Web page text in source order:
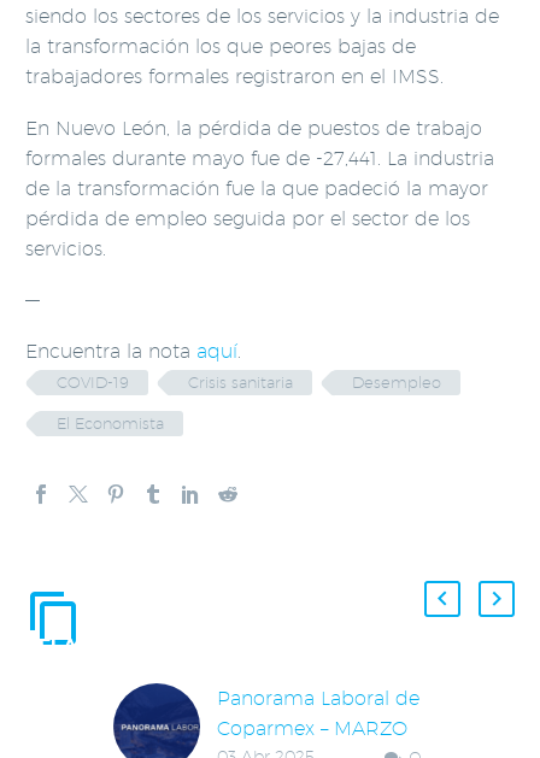
siendo los sectores de los servicios y la industria de
la transformación los que peores bajas de
trabajadores formales registraron en el IMSS.
En Nuevo León, la pérdida de puestos de trabajo
formales durante mayo fue de -27,441. La industria
de la transformación fue la que padeció la mayor
pérdida de empleo seguida por el sector de los
servicios.
—
Encuentra la nota aquí.
COVID-19 Crisis sanitaria Desempleo
El Economista
RELACIONADAS
Panorama Laboral de
Coparmex – MARZO